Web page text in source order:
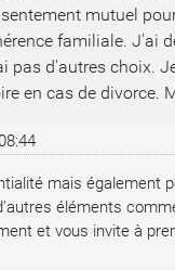
mutuel
familiale. J'ai
pas d'autres choix.
en cas de divorce.
mais également
éléments
et vous invite à